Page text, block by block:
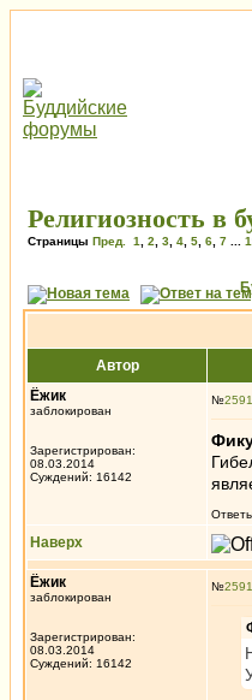
Религиозность в
Страницы Пред. 1 2 3 4 5 6 7
Автор
Ёжик
заблокирован
Зарегистрирован:
08.03.2014
Суждений: 16142
№
Наверх
Ёжик
заблокирован
Зарегистрирован:
08.03.2014
Суждений: 16142
№